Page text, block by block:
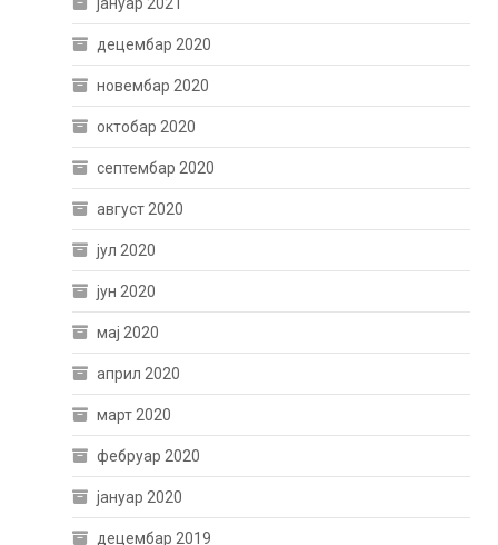
децембар 2020
новембар 2020
октобар 2020
септембар 2020
август 2020
јул 2020
јун 2020
мај 2020
април 2020
март 2020
фебруар 2020
јануар 2020
децембар 2019